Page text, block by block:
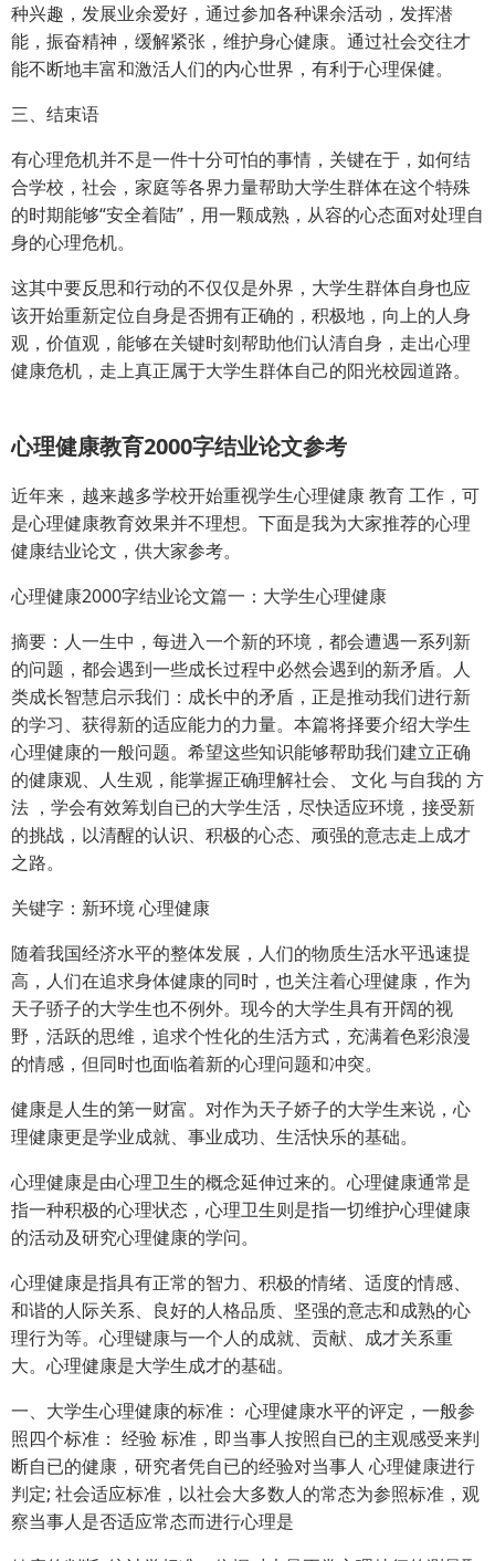
种兴趣，发展业余爱好，通过参加各种课余活动，发挥潜
能，振奋精神，缓解紧张，维护身心健康。通过社会交往才
能不断地丰富和激活人们的内心世界，有利于心理保健。
三、结束语
有心理危机并不是一件十分可怕的事情，关键在于，如何结
合学校，社会，家庭等各界力量帮助大学生群体在这个特殊
的时期能够“安全着陆”，用一颗成熟，从容的心态面对处理自
身的心理危机。
这其中要反思和行动的不仅仅是外界，大学生群体自身也应
该开始重新定位自身是否拥有正确的，积极地，向上的人身
观，价值观，能够在关键时刻帮助他们认清自身，走出心理
健康危机，走上真正属于大学生群体自己的阳光校园道路。
心理健康教育2000字结业论文参考
近年来，越来越多学校开始重视学生心理健康 教育 工作，可
是心理健康教育效果并不理想。下面是我为大家推荐的心理
健康结业论文，供大家参考。
心理健康2000字结业论文篇一：大学生心理健康
摘要：人一生中，每进入一个新的环境，都会遭遇一系列新
的问题，都会遇到一些成长过程中必然会遇到的新矛盾。人
类成长智慧启示我们：成长中的矛盾，正是推动我们进行新
的学习、获得新的适应能力的力量。本篇将择要介绍大学生
心理健康的一般问题。希望这些知识能够帮助我们建立正确
的健康观、人生观，能掌握正确理解社会、 文化 与自我的 方
法 ，学会有效筹划自已的大学生活，尽快适应环境，接受新
的挑战，以清醒的认识、积极的心态、顽强的意志走上成才
之路。
关键字：新环境 心理健康
随着我国经济水平的整体发展，人们的物质生活水平迅速提
高，人们在追求身体健康的同时，也关注着心理健康，作为
天子骄子的大学生也不例外。现今的大学生具有开阔的视
野，活跃的思维，追求个性化的生活方式，充满着色彩浪漫
的情感，但同时也面临着新的心理问题和冲突。
健康是人生的第一财富。对作为天子娇子的大学生来说，心
理健康更是学业成就、事业成功、生活快乐的基础。
心理健康是由心理卫生的概念延伸过来的。心理健康通常是
指一种积极的心理状态，心理卫生则是指一切维护心理健康
的活动及研究心理健康的学问。
心理健康是指具有正常的智力、积极的情绪、适度的情感、
和谐的人际关系、良好的人格品质、坚强的意志和成熟的心
理行为等。心理键康与一个人的成就、贡献、成才关系重
大。心理健康是大学生成才的基础。
一、大学生心理健康的标准： 心理健康水平的评定，一般参
照四个标准： 经验 标准，即当事人按照自已的主观感受来判
断自已的健康，研究者凭自已的经验对当事人 心理健康进行
判定; 社会适应标准，以社会大多数人的常态为参照标准，观
察当事人是否适应常态而进行心理是